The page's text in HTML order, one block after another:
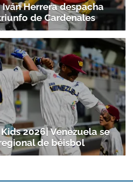
Herrera despacha
de Cardenales
2026| Venezuela se
de béisbol